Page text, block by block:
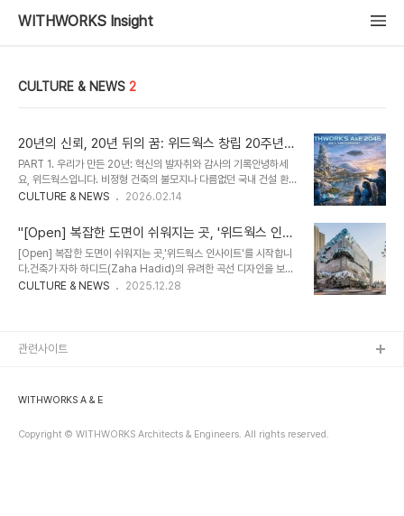
WITHWORKS Insight
CULTURE & NEWS 2
20년의 신뢰, 20년 뒤의 꿈: 위드웍스 창립 20주년
기념행사 후기
PART 1. 우리가 만든 20년: 혁신의 발자취와 감사의 기록안녕하세
요, 위드웍스입니다. 비정형 건축의 불모지나 다름없던 국내 건설 환경
에서 위드웍스가 걸어온 지난 20년은 '불가능을 가능으로 바꾸어온
Leader'라는 슬로건 아래, 위드웍스는 난해한 곡면과 복잡한 구조로
인해 도면 속에만 머물러 있던 상상들을 최첨단 디지털 엔지니어링 기
술로 현실화하며 대한민국의 도시 경관을 바꾸는 혁신적인 랜드마크
들을 탄생시켜 왔습니다.이러한 지난 20년의 성과를 기념하고, 이제
다시 마주할 또 다른 20년의 긴 항해를 성공적으로 완수하기 위해 위
CULTURE & NEWS 2026.02.14
"[Open] 복잡한 도면이 쉬워지는 곳, '위드웍스 인사
이트'를 시작합니다."
[Open] 복잡한 도면이 쉬워지는 곳,'위드웍스 인사이트'를 시작합니
다.건축가 자하 하디드(Zaha Hadid)의 유려한 곡선 디자인을 보며,
누군가는 "아름답다"고 감탄하지만, 현장의 엔지니어들은 등 뒤로 식
희는 오늘부터 이곳, '위드웍스 인사이트(WITHWORKS
의 상상력은 종종 '..
CULTURE & NEWS 2025.12.28
WITHWORKS A & E
Copyright © WITHWORKS Architects & Engineers. All rights reserved.
관련사이트